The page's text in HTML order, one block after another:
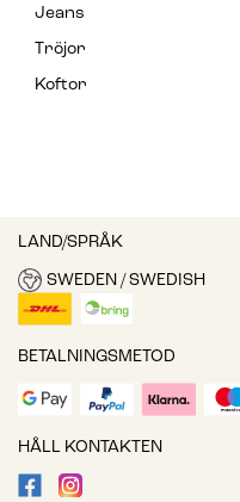
Jeans
Tröjor
Koftor
LAND/SPRÅK
SWEDEN / SWEDISH
BETALNINGSMETOD
HÅLL KONTAKTEN